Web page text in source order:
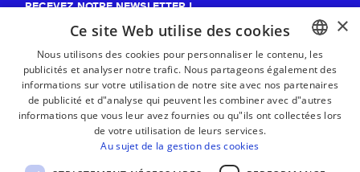
RECEVEZ NOTRE NEWSLETTER !
BASQUE
FRENCH
×
Ce site Web utilise des cookies
Nous utilisons des cookies pour personnaliser le contenu, les
publicités et analyser notre trafic. Nous partageons également des
informations sur votre utilisation de notre site avec nos partenaires
de publicité et d"analyse qui peuvent les combiner avec d"autres
informations que vous leur avez fournies ou qu"ils ont collectées lors
de votre utilisation de leurs services.
Au sujet de la gestion des cookies